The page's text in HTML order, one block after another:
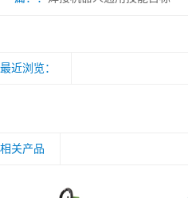
最近浏览：
相关产品